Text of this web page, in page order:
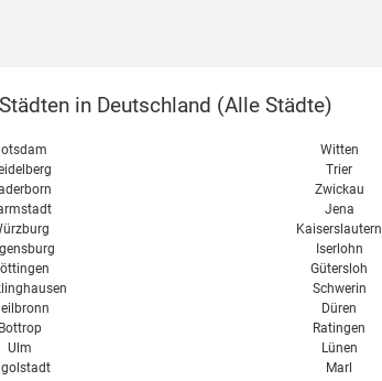
in Deutschland (Alle Städte)
Bottrop
Ulm
Witten
Trier
Zwickau
Jena
Kaiserslautern
Iserlohn
Gütersloh
Schwerin
Düren
Ratingen
Lünen
Marl